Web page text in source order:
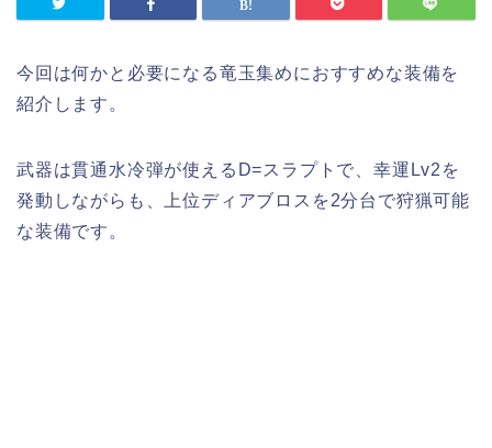
今回は何かと必要になる竜玉集めにおすすめな装備を
紹介します。
武器は貫通水冷弾が使えるD=スラプトで、幸運Lv2を
発動しながらも、上位ディアブロスを2分台で狩猟可能
な装備です。